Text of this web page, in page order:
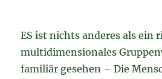
ES ist nichts anderes als ein
multidimensionales
familiär gesehen – Die